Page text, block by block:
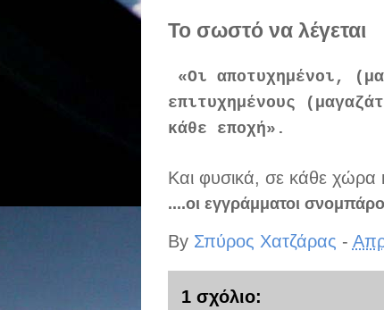
Το σωστό να λέγεται
«Οι αποτυχημένοι,
επιτυχημένους
κάθε εποχή».
Και φυσικά, σε κάθε χώρα
....οι εγγράμματοι
By Σπύρος Χατζάρας -
1 σχόλιο: